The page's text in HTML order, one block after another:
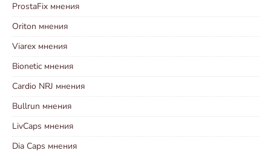
ProstaFix мнения
Oriton мнения
Viarex мнения
Bionetic мнения
Cardio NRJ мнения
Bullrun мнения
LivCaps мнения
Dia Caps мнения